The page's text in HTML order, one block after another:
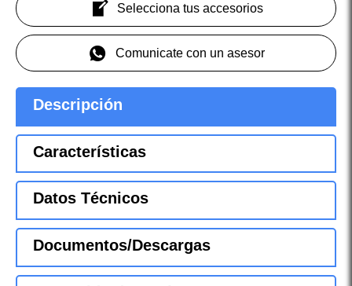
Selecciona tus accesorios
Comunicate con un asesor
Descripción
Características
Datos Técnicos
Documentos/Descargas